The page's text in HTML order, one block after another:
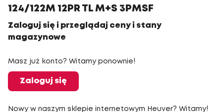
124/122M 12PR TL M+S 3PMSF
Zaloguj się i przeglądaj ceny i stany
magazynowe
Masz już konto? Witamy ponownie!
Zaloguj się
Nowy w naszym sklepie internetowym Heuver? Witamy!